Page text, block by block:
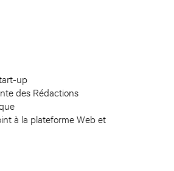
up
des Rédactions
à la plateforme Web et